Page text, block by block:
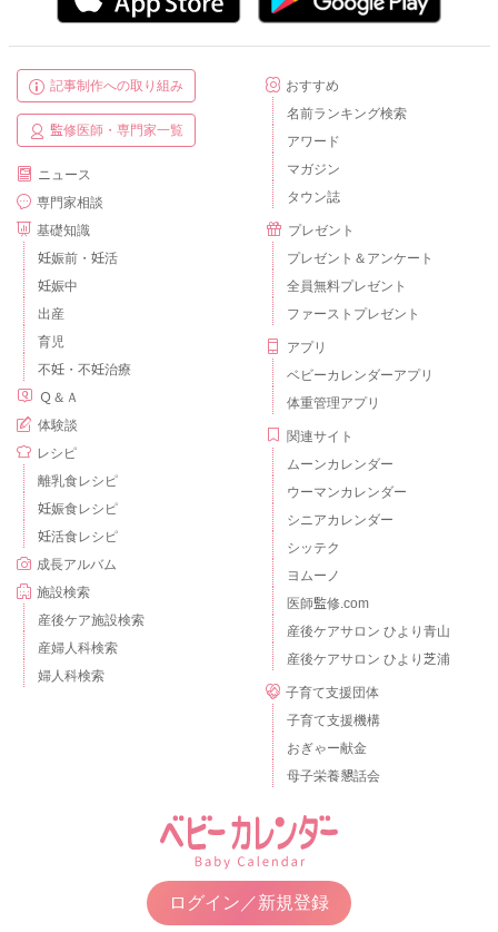
記事制作への取り組み
監修医師・専門家一覧
ニュース
専門家相談
基礎知識
妊娠前・妊活
妊娠中
出産
育児
不妊・不妊治療
Ｑ＆Ａ
体験談
レシピ
離乳食レシピ
妊娠食レシピ
妊活食レシピ
成長アルバム
施設検索
産後ケア施設検索
産婦人科検索
婦人科検索
おすすめ
名前ランキング検索
アワード
マガジン
タウン誌
プレゼント
プレゼント＆アンケート
全員無料プレゼント
ファーストプレゼント
アプリ
ベビーカレンダーアプリ
体重管理アプリ
関連サイト
ムーンカレンダー
ウーマンカレンダー
シニアカレンダー
シッテク
ヨムーノ
医師監修.com
産後ケアサロン ひより青山
産後ケアサロン ひより芝浦
子育て支援団体
子育て支援機構
おぎゃー献金
母子栄養懇話会
ログイン／新規登録